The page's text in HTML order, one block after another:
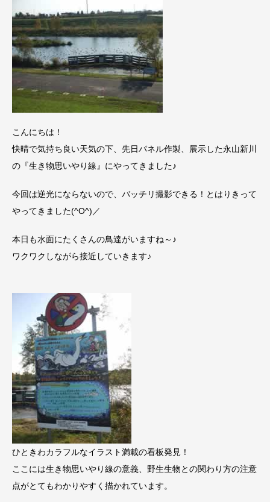
こんにちは！
快晴で気持ち良い天気の下、先日パネル作製、展示した永山新川
の『生き物思いやり線』にやってきました♪
今回は逆光にならないので、バッチリ撮影できる！とはりきって
やってきました(^O^)／
本日も水面にたくさんの鳥達がいますね～♪
ワクワクしながら接近していきます♪
ひときわカラフルなイラスト満載の看板発見！
ここには生き物思いやり線の意義、野生生物との関わり方の注意
点がとてもわかりやすく描かれています。